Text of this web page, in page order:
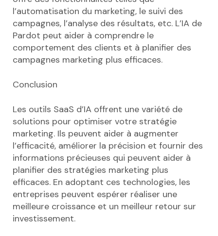
l’automatisation du marketing, le suivi des
campagnes, l’analyse des résultats, etc. L’IA de
Pardot peut aider à comprendre le
comportement des clients et à planifier des
campagnes marketing plus efficaces.
Conclusion
Les outils SaaS d’IA offrent une variété de
solutions pour optimiser votre stratégie
marketing. Ils peuvent aider à augmenter
l’efficacité, améliorer la précision et fournir des
informations précieuses qui peuvent aider à
planifier des stratégies marketing plus
efficaces. En adoptant ces technologies, les
entreprises peuvent espérer réaliser une
meilleure croissance et un meilleur retour sur
investissement.